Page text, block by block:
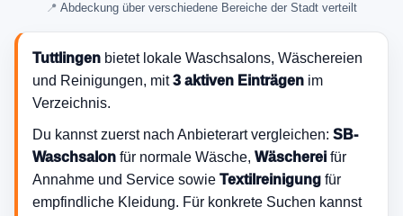
Abdeckung über verschiedene Bereiche der Stadt verteilt
Tuttlingen bietet lokale Waschsalons, Wäschereien
und Reinigungen, mit3 aktiven Einträgen im
Verzeichnis.
Du kannst zuerst nach Anbieterart vergleichen: SB-
Waschsalon für normale Wäsche, Wäscherei für
Annahme und Service sowie Textilreinigung für
empfindliche Kleidung. Für konkrete Suchen kannst